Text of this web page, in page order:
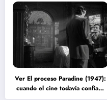
Ver El proceso Paradine (1947):
cuando el cine todavía confiaba
en la inteligencia del espectador